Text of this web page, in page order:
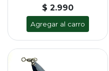
$ 2.990
Agregar al carro